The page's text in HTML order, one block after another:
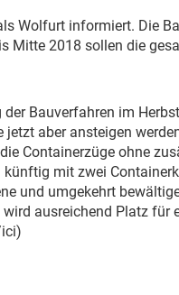
Wolfurt informiert. Die
Mitte 2018 sollen die
Bauverfahren im
aber ansteigen
Containerzüge ohne
mit zwei
und umgekehrt
ausreichend Platz für